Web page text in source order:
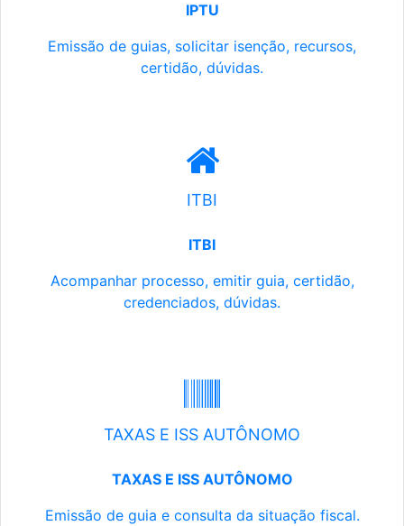
IPTU
Emissão de guias, solicitar isenção, recursos,
certidão, dúvidas.
ITBI
ITBI
Acompanhar processo, emitir guia, certidão,
credenciados, dúvidas.
TAXAS E ISS AUTÔNOMO
TAXAS E ISS AUTÔNOMO
Emissão de guia e consulta da situação fiscal.